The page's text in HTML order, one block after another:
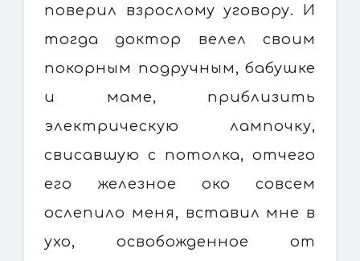
поверил взрослому уговору. И
тогда доктор велел своим
покорным подручным, бабушке
и маме, приблизить
электрическую лампочку,
свисавшую с потолка, отчего
его железное око совсем
ослепило меня, вставил мне в
ухо, освобожденное от